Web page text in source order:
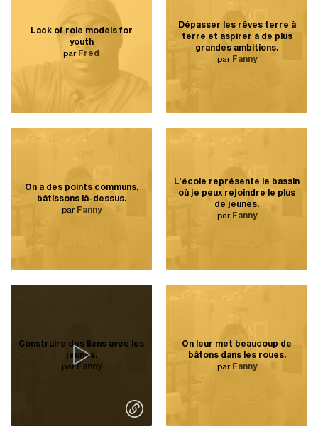
Lack of role models for
youth
par Fred
Dépasser les rêves terre à
terre et aspirer à de plus
grandes ambitions.
par Fanny
On a des points communs,
bâtissons là-dessus.
par Fanny
L’école représente le bassin
où je peux rejoindre le plus
de jeunes.
par Fanny
Construire des liens avec les
jeunes.
parFanny
On leur met beaucoup de
bâtons dans les roues.
par Fanny